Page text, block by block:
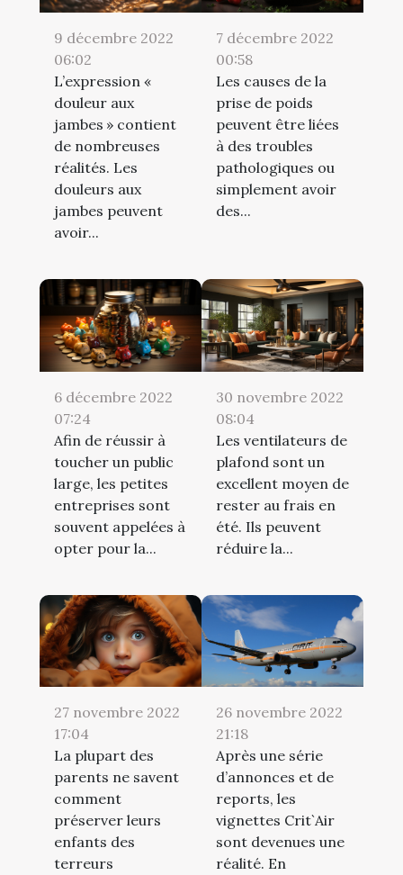
9 décembre 2022
06:02
L’expression «
douleur aux
jambes » contient
de nombreuses
réalités. Les
douleurs aux
jambes peuvent
avoir...
7 décembre 2022
00:58
Les causes de la
prise de poids
peuvent être liées
à des troubles
pathologiques ou
simplement avoir
des...
6 décembre 2022
07:24
Afin de réussir à
toucher un public
large, les petites
entreprises sont
souvent appelées à
opter pour la...
30 novembre 2022
08:04
Les ventilateurs de
plafond sont un
excellent moyen de
rester au frais en
été. Ils peuvent
réduire la...
27 novembre 2022
17:04
La plupart des
parents ne savent
comment
préserver leurs
enfants des
terreurs
26 novembre 2022
21:18
Après une série
d’annonces et de
reports, les
vignettes Crit`Air
sont devenues une
réalité. En